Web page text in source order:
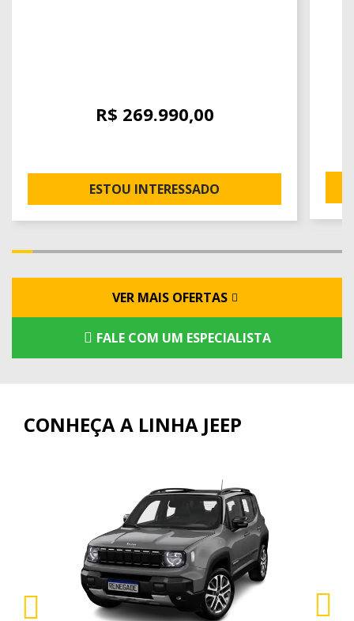
R$ 269.990,00
ESTOU INTERESSADO
VER MAIS OFERTAS
FALE COM UM ESPECIALISTA
CONHEÇA A LINHA JEEP